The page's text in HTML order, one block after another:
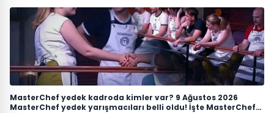
MasterChef yedek kadroda kimler var? 9 Ağustos 2026
MasterChef yedek yarışmacıları belli oldu! İşte MasterChef